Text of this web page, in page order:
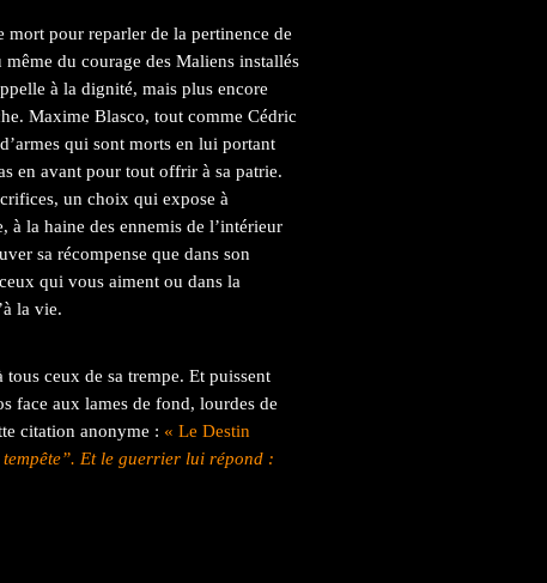
mort pour reparler de la pertinence de
du courage des Maliens installés
à la dignité, mais plus encore
Maxime Blasco, tout comme Cédric
qui sont morts en lui portant
en avant pour tout offrir à sa patrie.
un choix qui expose à
à la haine des ennemis de l’intérieur
sa récompense que dans son
qui vous aiment ou dans la
la vie.
ceux de sa trempe. Et puissent
face aux lames de fond, lourdes de
citation anonyme : « Le Destin
tempête”. Et le guerrier lui répond :